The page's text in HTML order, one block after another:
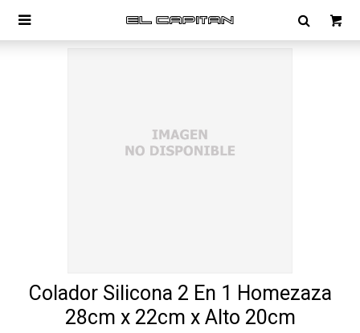

Colador Silicona 2 En 1 Homezaza
28cm x 22cm x Alto 20cm